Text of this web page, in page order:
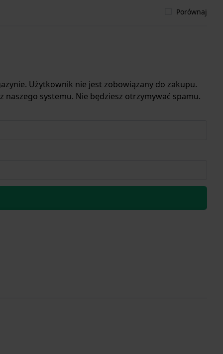
Porównaj
Użytkownik nie jest zobowiązany do zakupu.
systemu. Nie będziesz otrzymywać spamu.